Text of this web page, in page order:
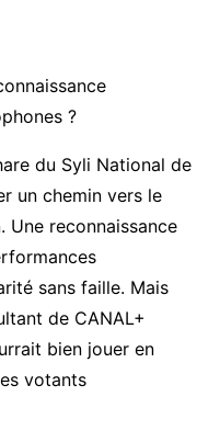
?
du Syli National de
un chemin vers le
Une reconnaissance
sans faille. Mais
de CANAL+
bien jouer en
votants